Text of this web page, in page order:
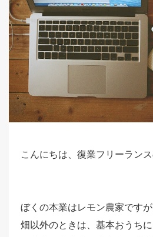
こんにちは、復業フリーラン
ぼくの本業はレモン農家ですが
畑以外のときは、基本おうちに